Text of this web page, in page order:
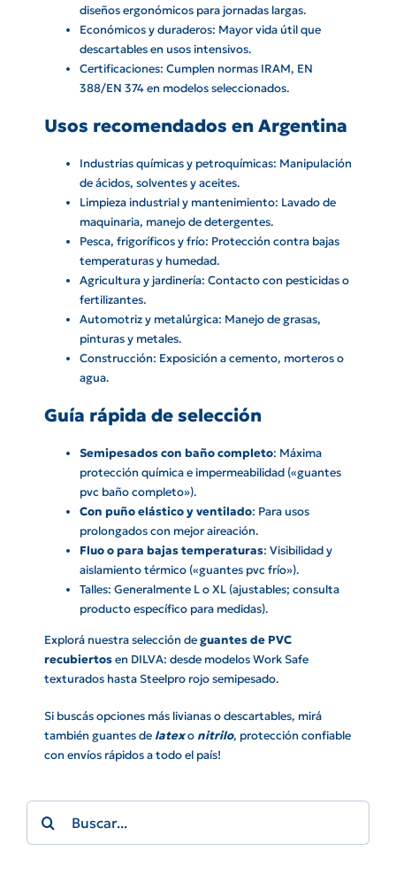
diseños ergonómicos para jornadas largas.
Económicos y duraderos: Mayor vida útil que
descartables en usos intensivos.
Certificaciones: Cumplen normas IRAM, EN
388/EN 374 en modelos seleccionados.
Usos recomendados en Argentina
Industrias químicas y petroquímicas: Manipulación
de ácidos, solventes y aceites.
Limpieza industrial y mantenimiento: Lavado de
maquinaria, manejo de detergentes.
Pesca, frigoríficos y frío: Protección contra bajas
temperaturas y humedad.
Agricultura y jardinería: Contacto con pesticidas o
fertilizantes.
Automotriz y metalúrgica: Manejo de grasas,
pinturas y metales.
Construcción: Exposición a cemento, morteros o
agua.
Guía rápida de selección
Semipesados con baño completo: Máxima
protección química e impermeabilidad («guantes
pvc baño completo»).
Con puño elástico y ventilado: Para usos
prolongados con mejor aireación.
Fluo o para bajas temperaturas: Visibilidad y
aislamiento térmico («guantes pvc frío»).
Talles: Generalmente L o XL (ajustables; consulta
producto específico para medidas).
Explorá nuestra selección deguantes de PVC
recubiertosen DILVA: desde modelos Work Safe
texturados hasta Steelpro rojo semipesado.
Si buscás opciones más livianas o descartables, mirá
también guantes de latexo nitrilo, protección confiable
con envíos rápidos a todo el país!
Search
for: